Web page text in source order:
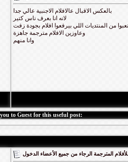
بالعكس الاقبال عالافلام الاجنبية عالي جدا
لانه انا بعرف ناس كتير
تعبوا من المنتديات اللي بيرفعوا افلام بجودة زفت
وعاوزين الافلام مترجمة جاهزة
وانا منهم
to Guest for this useful post:
المترجمة الرجاء من جميع الأعضاء الدخول